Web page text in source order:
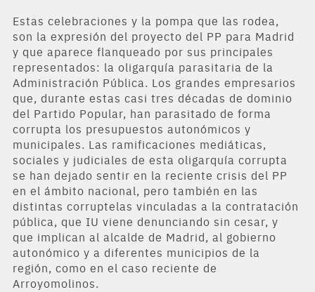
Estas celebraciones y la pompa que las rodea,
son la expresión del proyecto del PP para Madrid
y que aparece flanqueado por sus principales
representados: la oligarquía parasitaria de la
Administración Pública. Los grandes empresarios
que, durante estas casi tres décadas de dominio
del Partido Popular, han parasitado de forma
corrupta los presupuestos autonómicos y
municipales. Las ramificaciones mediáticas,
sociales y judiciales de esta oligarquía corrupta
se han dejado sentir en la reciente crisis del PP
en el ámbito nacional, pero también en las
distintas corruptelas vinculadas a la contratación
pública, que IU viene denunciando sin cesar, y
que implican al alcalde de Madrid, al gobierno
autonómico y a diferentes municipios de la
región, como en el caso reciente de
Arroyomolinos.